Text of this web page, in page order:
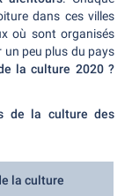
dans ces villes
où sont organisés
un peu plus du pays
la culture 2020 ?
de la culture des
la culture